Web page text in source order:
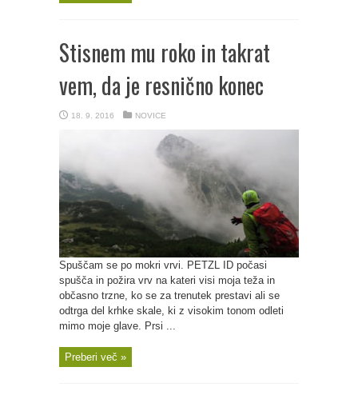
Stisnem mu roko in takrat
vem, da je resnično konec
18. 9. 2016 NOVICE
Spuščam se po mokri vrvi. PETZL ID počasi
spušča in požira vrv na kateri visi moja teža in
občasno trzne, ko se za trenutek prestavi ali se
odtrga del krhke skale, ki z visokim tonom odleti
mimo moje glave. Prsi ...
Preberi več »